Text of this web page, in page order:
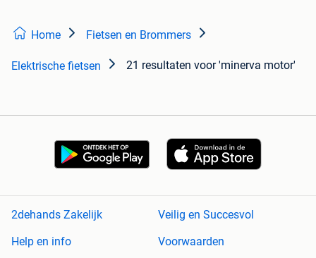
Home Fietsen en Brommers
Elektrische fietsen 21 resultaten voor 'minerva motor'
2dehands Zakelijk
Veilig en Succesvol
Help en info
Voorwaarden